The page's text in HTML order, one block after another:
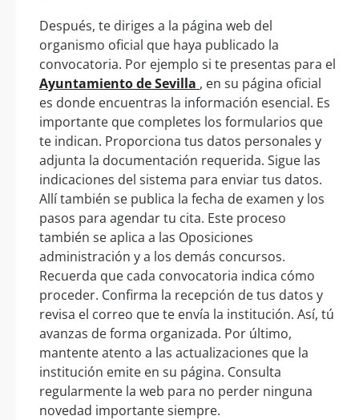
Después, te diriges a la página web del
organismo oficial que haya publicado la
convocatoria. Por ejemplo si te presentas para el
Ayuntamiento de Sevilla , en su página oficial
es donde encuentras la información esencial. Es
importante que completes los formularios que
te indican. Proporciona tus datos personales y
adjunta la documentación requerida. Sigue las
indicaciones del sistema para enviar tus datos.
Allí también se publica la fecha de examen y los
pasos para agendar tu cita. Este proceso
también se aplica a las Oposiciones
administración y a los demás concursos.
Recuerda que cada convocatoria indica cómo
proceder. Confirma la recepción de tus datos y
revisa el correo que te envía la institución. Así, tú
avanzas de forma organizada. Por último,
mantente atento a las actualizaciones que la
institución emite en su página. Consulta
regularmente la web para no perder ninguna
novedad importante siempre.